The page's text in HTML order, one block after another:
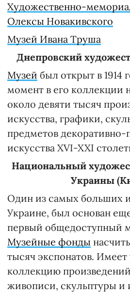
Художественно-
Олексы Новакивского
Музей Ивана Труша
Днепровский
Музей был открыт в 1914
момент в его коллекции
около девяти тысяч
искусства, графики,
предметов декоративно-
искусства XVI-XXI
Национальный
Украины
Один из самых больших
Украине, был основан
первый общедоступный
Музейные фонды
тысяч экспонатов.
коллекцию
живописи, скульптуры и